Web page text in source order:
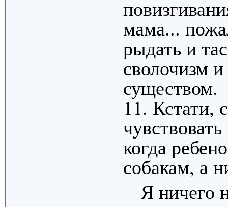
мама...
рыдать и
сволочизм
существом.
11. Кстати,
когда
собакам, а
Я ничего